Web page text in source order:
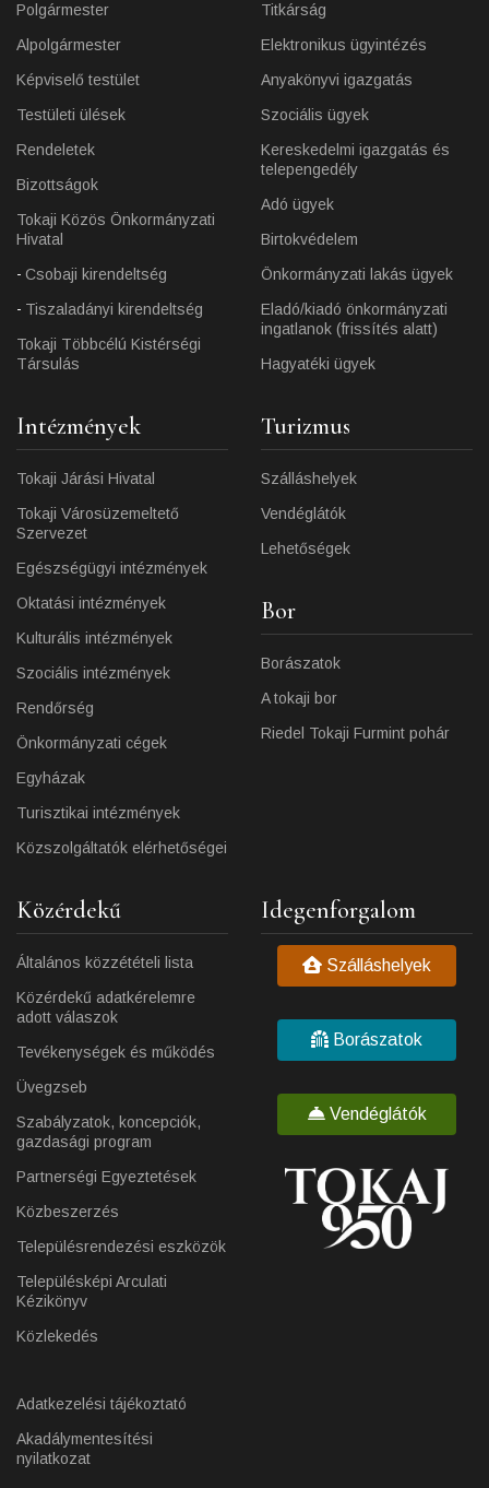
Polgármester
Alpolgármester
Képviselő testület
Testületi ülések
Rendeletek
Bizottságok
Tokaji Közös Önkormányzati
Hivatal
Csobaji kirendeltség
Tiszaladányi kirendeltség
Tokaji Többcélú Kistérségi
Társulás
Titkárság
Elektronikus ügyintézés
Anyakönyvi igazgatás
Szociális ügyek
Kereskedelmi igazgatás és
telepengedély
Adó ügyek
Birtokvédelem
Önkormányzati lakás ügyek
Eladó/kiadó önkormányzati
ingatlanok (frissítés alatt)
Hagyatéki ügyek
Intézmények
Tokaji Járási Hivatal
Tokaji Városüzemeltető
Szervezet
Egészségügyi intézmények
Oktatási intézmények
Kulturális intézmények
Szociális intézmények
Rendőrség
Önkormányzati cégek
Egyházak
Turisztikai intézmények
Közszolgáltatók elérhetőségei
Turizmus
Szálláshelyek
Vendéglátók
Lehetőségek
Bor
Borászatok
A tokaji bor
Riedel Tokaji Furmint pohár
Közérdekű
Általános közzétételi lista
Közérdekű adatkérelemre
adott válaszok
Tevékenységek és működés
Üvegzseb
Szabályzatok, koncepciók,
gazdasági program
Partnerségi Egyeztetések
Közbeszerzés
Településrendezési eszközök
Településképi Arculati
Kézikönyv
Közlekedés
Adatkezelési tájékoztató
Akadálymentesítési
nyilatkozat
Idegenforgalom
Szálláshelyek
Borászatok
Vendéglátók